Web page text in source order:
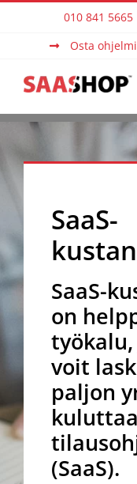
010 841 5665
Osta
SaaS-
SaaS-
on
voit
paljon
(SaaS).